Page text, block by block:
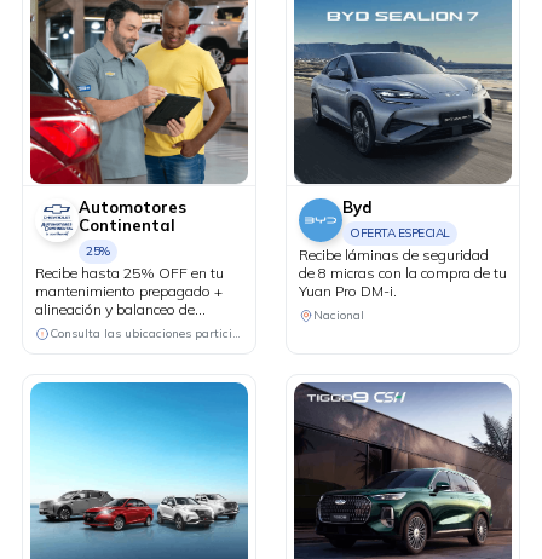
Automotores
Continental
25%
Recibe hasta 25% OFF en tu
mantenimiento prepagado +
alineación y balanceo de
cortesía.
Consulta las ubicaciones participantes
Byd
OFERTA ESPECIAL
Recibe láminas de seguridad
de 8 micras con la compra de tu
Yuan Pro DM-i.
Nacional